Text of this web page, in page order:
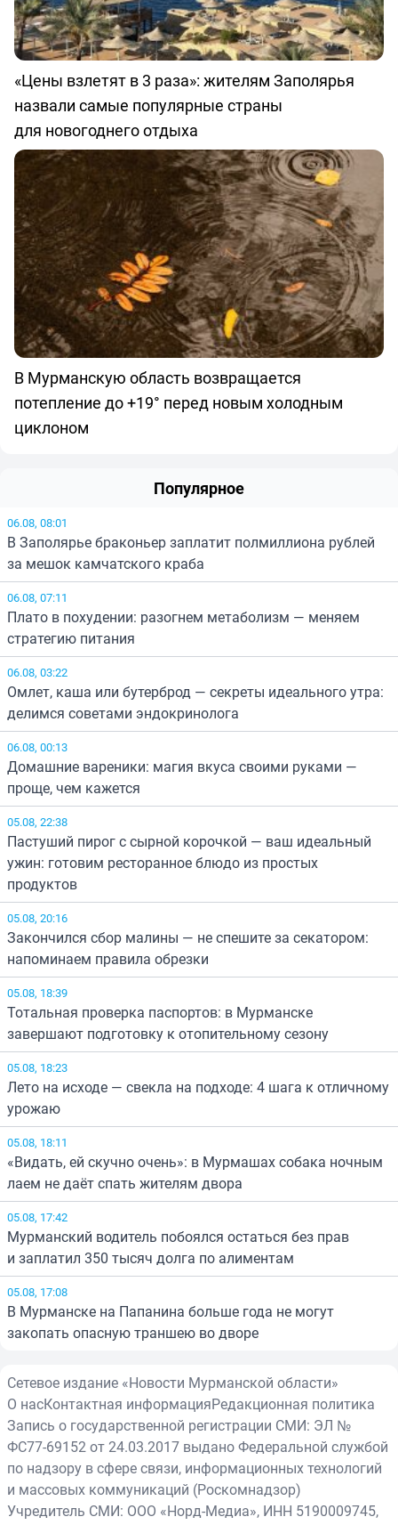
«Цены взлетят в 3 раза»: жителям Заполярья
назвали самые популярные страны
для новогоднего отдыха
В Мурманскую область возвращается
потепление до +19° перед новым холодным
циклоном
Популярное
06.08, 08:01
В Заполярье браконьер заплатит полмиллиона рублей
за мешок камчатского краба
06.08, 07:11
Плато в похудении: разогнем метаболизм — меняем
стратегию питания
06.08, 03:22
Омлет, каша или бутерброд — секреты идеального утра:
делимся советами эндокринолога
06.08, 00:13
Домашние вареники: магия вкуса своими руками —
проще, чем кажется
05.08, 22:38
Пастуший пирог с сырной корочкой — ваш идеальный
ужин: готовим ресторанное блюдо из простых
продуктов
05.08, 20:16
Закончился сбор малины — не спешите за секатором:
напоминаем правила обрезки
05.08, 18:39
Тотальная проверка паспортов: в Мурманске
завершают подготовку к отопительному сезону
05.08, 18:23
Лето на исходе — свекла на подходе: 4 шага к отличному
урожаю
05.08, 18:11
«Видать, ей скучно очень»: в Мурмашах собака ночным
лаем не даёт спать жителям двора
05.08, 17:42
Мурманский водитель побоялся остаться без прав
и заплатил 350 тысяч долга по алиментам
05.08, 17:08
В Мурманске на Папанина больше года не могут
закопать опасную траншею во дворе
Сетевое издание «Новости Мурманской области»
О насКонтактная информацияРедакционная политика
Запись о государственной регистрации СМИ: ЭЛ №
ФС77-69152 от 24.03.2017 выдано Федеральной службой
по надзору в сфере связи, информационных технологий
и массовых коммуникаций (Роскомнадзор)
Учредитель СМИ: ООО «Норд-Медиа», ИНН 5190009745,